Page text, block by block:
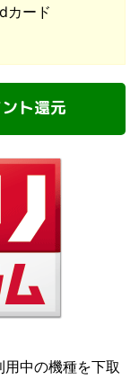
カード
ト還元
中の機種を下取